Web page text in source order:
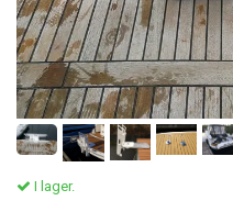
I lager.